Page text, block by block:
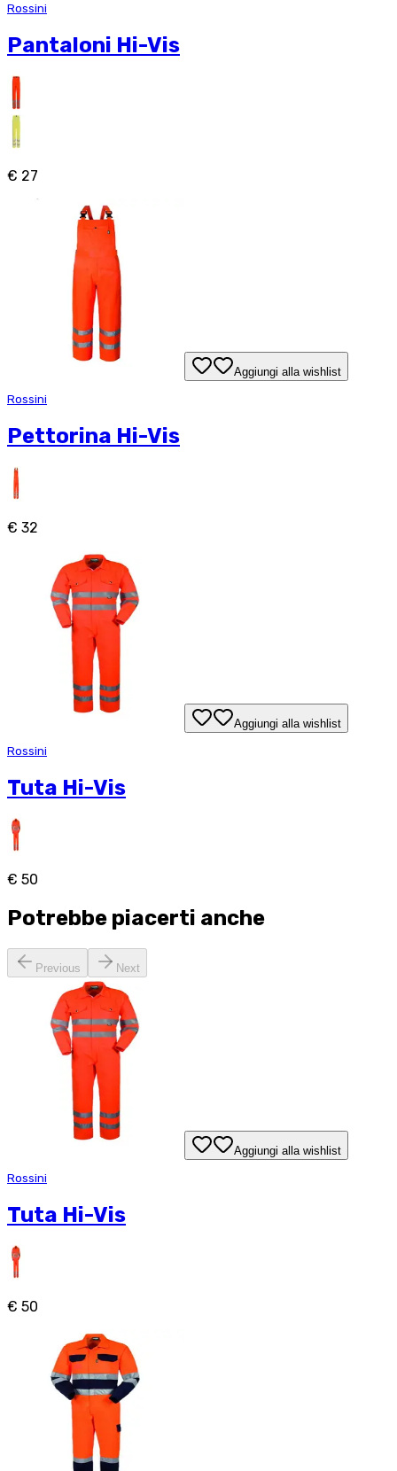
Rossini
Pantaloni Hi-Vis
€ 27
Aggiungi alla wishlist
Rossini
Pettorina Hi-Vis
€ 32
Aggiungi alla wishlist
Rossini
Tuta Hi-Vis
€ 50
Potrebbe piacerti anche
Previous Next
Aggiungi alla wishlist
Rossini
Tuta Hi-Vis
€ 50